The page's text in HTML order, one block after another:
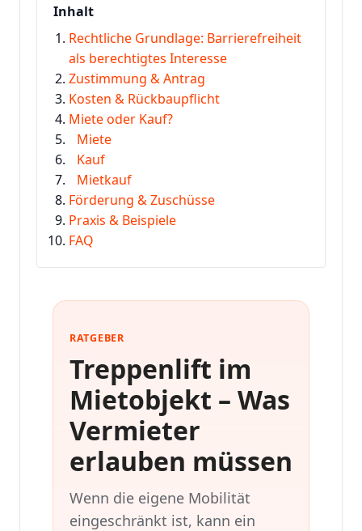
Inhalt
Rechtliche Grundlage: Barrierefreiheit
als berechtigtes Interesse
Zustimmung & Antrag
Kosten & Rückbaupflicht
Miete oder Kauf?
Miete
Kauf
Mietkauf
Förderung & Zuschüsse
Praxis & Beispiele
FAQ
RATGEBER
Treppenlift im
Mietobjekt – Was
Vermieter
erlauben müssen
Wenn die eigene Mobilität
eingeschränkt ist, kann ein